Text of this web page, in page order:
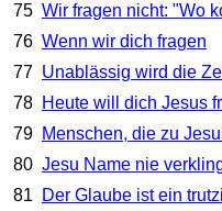
75 Wir fragen nicht: "Wo
76 Wenn wir dich fragen
77 Unablässig wird die
78 Heute will dich Jesus
79 Menschen, die zu
80 Jesu Name nie
81
Der Glaube ist ein